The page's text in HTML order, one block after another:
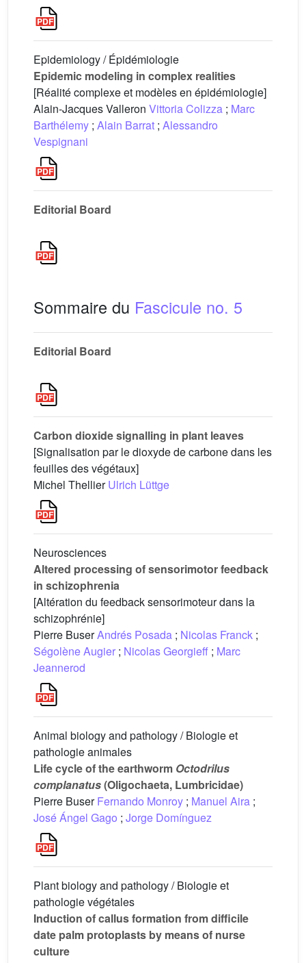
Epidemiology / Épidémiologie
Epidemic modeling in complex realities
[Réalité complexe et modèles en épidémiologie]
Alain-Jacques Valleron Vittoria Colizza ; Marc
Barthélemy ; Alain Barrat ; Alessandro
Vespignani
Editorial Board
Sommaire du Fascicule no. 5
Editorial Board
Carbon dioxide signalling in plant leaves
[Signalisation par le dioxyde de carbone dans les
feuilles des végétaux]
Michel ThellierUlrich Lüttge
Neurosciences
Altered processing of sensorimotor feedback
in schizophrenia
[Altération du feedback sensorimoteur dans la
schizophrénie]
Pierre BuserAndrés Posada ; Nicolas Franck ;
Ségolène Augier ; Nicolas Georgieff ; Marc
Jeannerod
Animal biology and pathology / Biologie et
pathologie animales
Life cycle of the earthworm Octodrilus
complanatus(Oligochaeta, Lumbricidae)
Pierre BuserFernando Monroy ; Manuel Aira ;
José Ángel Gago ; Jorge Domínguez
Plant biology and pathology / Biologie et
pathologie végétales
Induction of callus formation from difficile
date palm protoplasts by means of nurse
culture